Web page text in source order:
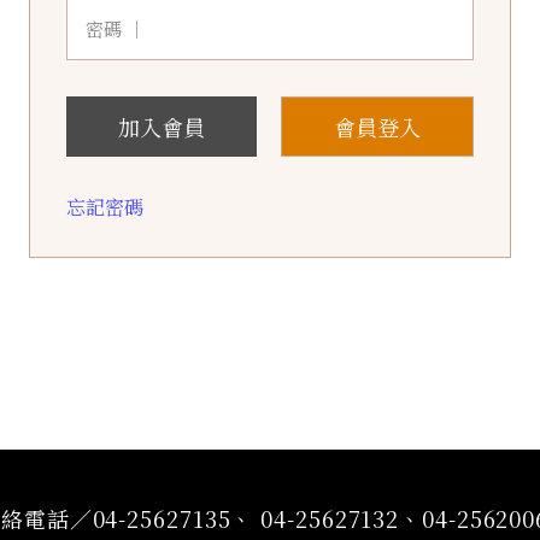
密碼 ｜
加入會員 會員登入
忘記密碼
電話／04-25627135、 04-25627132、04-